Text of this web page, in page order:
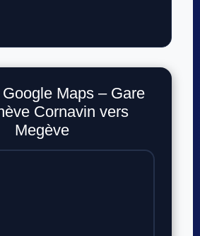
Maps – Gare
Cornavin vers
Megève